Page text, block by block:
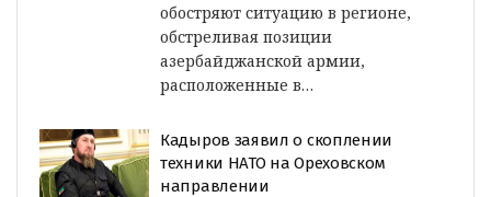
обостряют ситуацию в регионе,
обстреливая позиции
азербайджанской армии,
расположенные в…
Кадыров заявил о скоплении
техники НАТО на Ореховском
направлении